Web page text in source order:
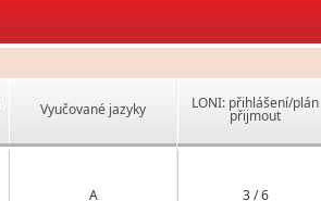
Vyučované jazyky
A
LONI: přihlášení/plán
přijmout
3 / 6